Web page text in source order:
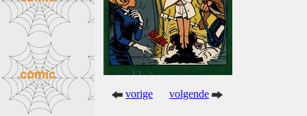
vorige volgende